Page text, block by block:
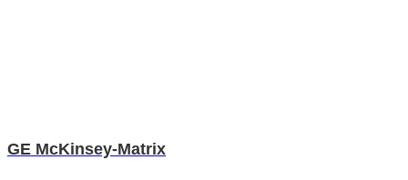
GE McKinsey-Matrix